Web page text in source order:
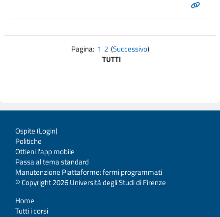
Pagina: 1 2(Successivo)
TUTTI
Ospite (Login)
Politiche
Ottieni l'app mobile
Passa al tema standard
Manutenzione Piattaforme: fermi programmati
© Copyright 2026 Università degli Studi di Firenze
Home
Tutti i corsi